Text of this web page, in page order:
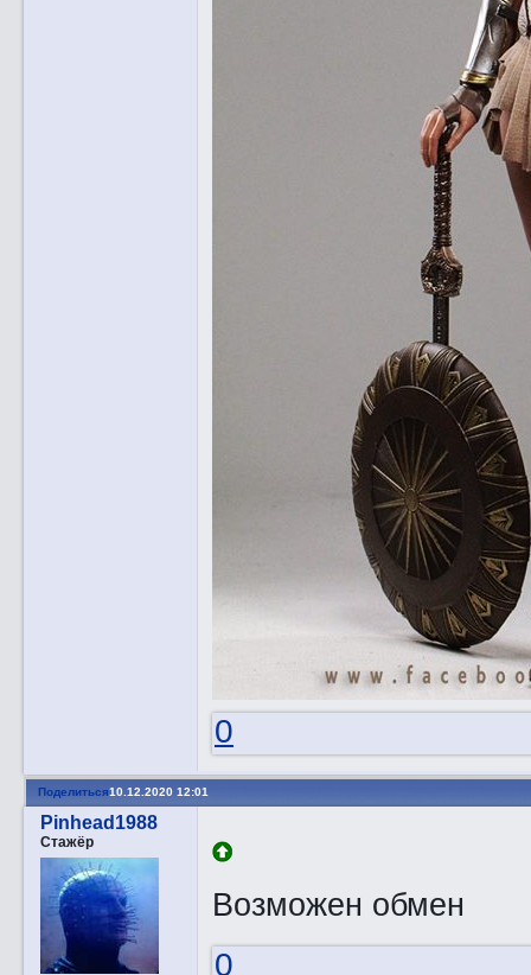
0
Поделиться10.12.2020 12:01
Pinhead1988
Стажёр
Возможен обмен
0